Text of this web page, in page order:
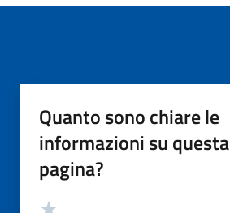
Quanto sono chiare le
informazioni su questa
pagina?
Valutazione